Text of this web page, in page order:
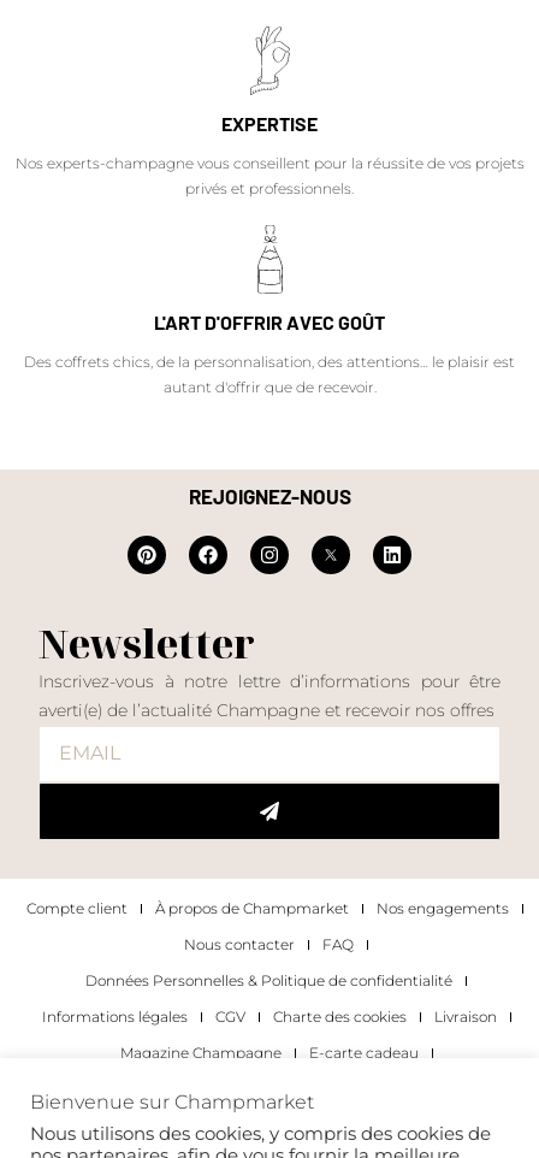
EXPERTISE
Nos experts-champagne vous conseillent pour la réussite de vos projets
privés et professionnels.
L'ART D'OFFRIR AVEC GOÛT
Des coffrets chics, de la personnalisation, des attentions… le plaisir est
autant d'offrir que de recevoir.
REJOIGNEZ-NOUS
Newsletter
Inscrivez-vous à notre lettre d’informations pour être
averti(e) de l’actualité Champagne et recevoir nos offres
Compte client À propos de Champmarket
Nos engagements
Nous contacter
FAQ
Données Personnelles & Politique de confidentialité
Informations légales
CGV Charte des cookies
Livraison
Magazine Champagne
E-carte cadeau
Les occasions pour déguster du champagne
Pour les particuliers
Bienvenue sur Champmarket
Nous utilisons des cookies, y compris des cookies de